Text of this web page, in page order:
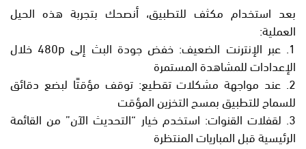
بعد استخدام مكثف للتطبيق، أنصحك بتجربة هذه الحيل
العملية:
1. عبر الإنترنت الضعيف: خفض جودة البث إلى 480p خلال
الإعدادات للمشاهدة المستمرة
2. عند مواجهة مشكلات تقطيع: توقف مؤقتًا لبضع دقائق
للسماح للتطبيق بمسح التخزين المؤقت
3. لقفلات القنوات: استخدم خيار “التحديث الآن” من القائمة
الرئيسية قبل المباريات المنتظرة